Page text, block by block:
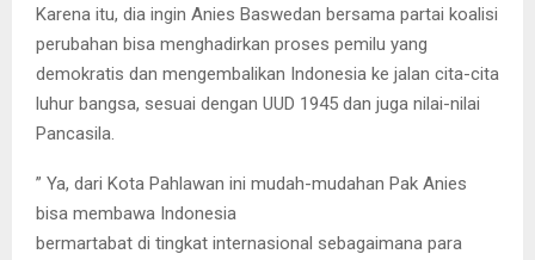
Karena itu, dia ingin Anies Baswedan bersama partai koalisi
perubahan bisa menghadirkan proses pemilu yang
demokratis dan mengembalikan Indonesia ke jalan cita-cita
luhur bangsa, sesuai dengan UUD 1945 dan juga nilai-nilai
Pancasila.
” Ya, dari Kota Pahlawan ini mudah-mudahan Pak Anies
bisa membawa Indonesia
bermartabat di tingkat internasional sebagaimana para